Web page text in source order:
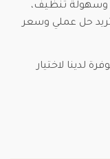
وسهولة تنظيف،
حل عملي وسعر
لدينا لاختيار